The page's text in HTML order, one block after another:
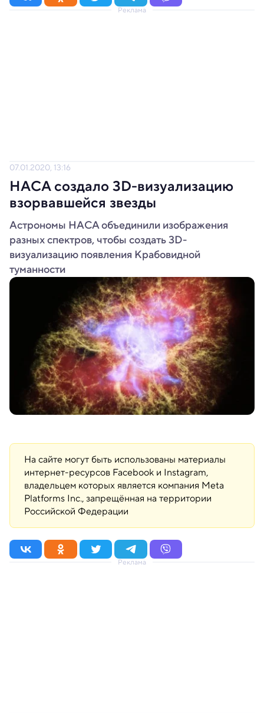
Реклама
07.01.2020, 13:16
НАСА создало 3D-визуализацию
взорвавшейся звезды
Астрономы НАСА объединили изображения
разных спектров, чтобы создать 3D-
визуализацию появления Крабовидной
туманности
На сайте могут быть использованы материалы
интернет-ресурсов Facebook и Instagram,
владельцем которых является компания Meta
Platforms Inc., запрещённая на территории
Российской Федерации
Реклама